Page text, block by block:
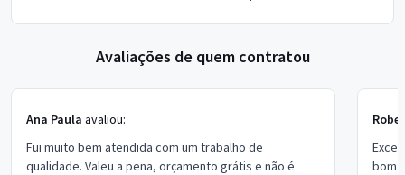
Avaliações de quem contratou
Ana Paula avaliou:
Fui muito bem atendida com um trabalho de
qualidade. Valeu a pena, orçamento grátis e não é
bom